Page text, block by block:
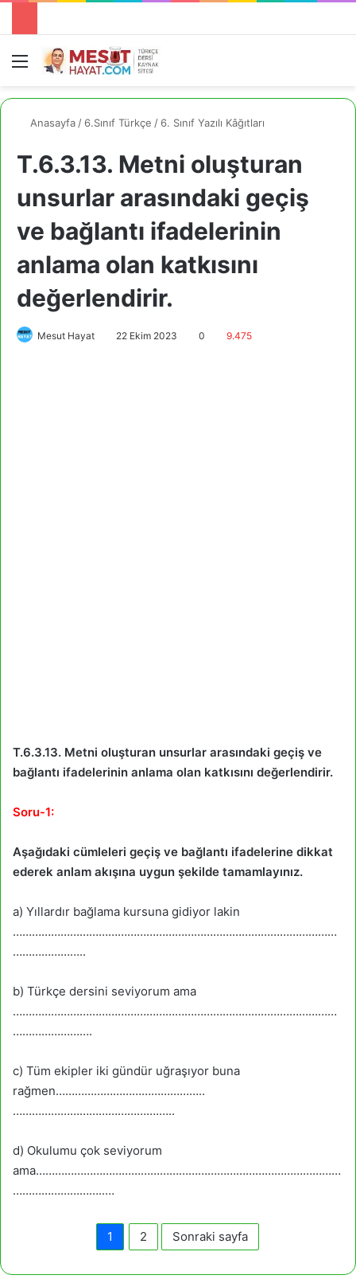
Menü
Anasayfa / 6.Sınıf Türkçe / 6. Sınıf Yazılı Kâğıtları
T.6.3.13. Metni oluşturan
unsurlar arasındaki geçiş
ve bağlantı ifadelerinin
anlama olan katkısını
değerlendirir.
Mesut Hayat 22 Ekim 2023 0 9.475
T.6.3.13. Metni oluşturan unsurlar arasındaki geçiş ve
bağlantı ifadelerinin anlama olan katkısını değerlendirir.
Soru-1:
Aşağıdaki cümleleri geçiş ve bağlantı ifadelerine dikkat
ederek anlam akışına uygun şekilde tamamlayınız.
a) Yıllardır bağlama kursuna gidiyor lakin
…………………………………………………………………………………………
…………………..
b) Türkçe dersini seviyorum ama
…………………………………………………………………………………………
…………………….
c) Tüm ekipler iki gündür uğraşıyor buna
rağmen………………………………………..
……………………………………….…..
d) Okulumu çok seviyorum
ama……………………………………………………………………………………
………………………..…
1 2 Sonraki sayfa